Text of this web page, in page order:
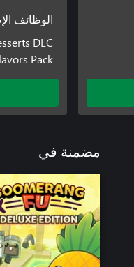
الوظائف
DLC
Pack
مضمنة في